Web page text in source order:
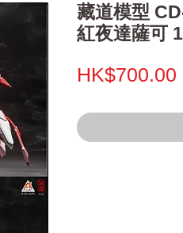
藏道模型
紅夜達薩可
HK$700.00